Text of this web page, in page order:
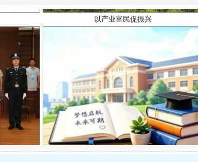
从幼儿园到大学，有这些资助